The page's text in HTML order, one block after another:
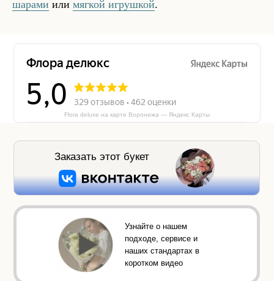
шарами или мягкой игрушкой.
Flora deluxe на карте Воронежа — Яндекс Карты
Узнайте о нашем
подходе, сервисе и
наших стандартах в
коротком видео
Заказать этот букет